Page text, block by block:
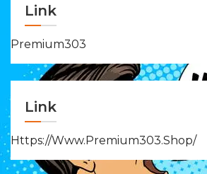
Link
Premium303
Link
Https://www.premium303.shop/